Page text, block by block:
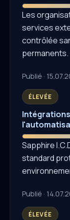
Les
services
contrôlée
permanents.
Publié ·
ÉLEVÉE
Sapphire
standard
Publié ·
ÉLEVÉE